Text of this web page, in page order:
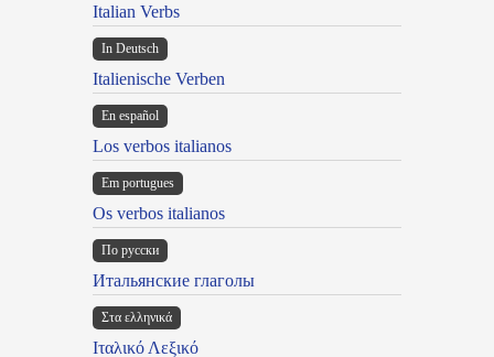
Italian Verbs
In Deutsch
Italienische Verben
En español
Los verbos italianos
Em portugues
Os verbos italianos
По русски
Итальянские глаголы
Στα ελληνικά
Ιταλικό Λεξικό